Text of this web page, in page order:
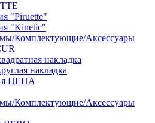
"Piruette"
"Kinetic"
Комплектующие/Аксессуары
накладка
накладка
я ЦЕНА
Комплектующие/Аксессуары